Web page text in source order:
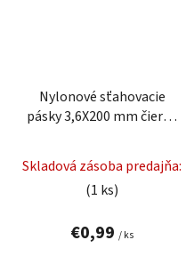
Nylonové sťahovacie
pásky 3,6X200 mm čierna
Skladová zásoba predajňa:
(1 ks)
€0,99 / ks